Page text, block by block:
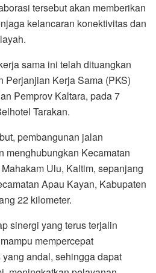
tersebut akan memberikan
kelancaran konektivitas dan
sama ini telah dituangkan
Perjanjian Kerja Sama (PKS)
Pemprov Kaltara, pada 7
Tarakan.
pembangunan jalan
menghubungkan Kecamatan
Ulu, Kaltim, sepanjang
Apau Kayan, Kabupaten
22 kilometer.
sinergi yang terus terjalin
mempercepat
andal, sehingga dapat